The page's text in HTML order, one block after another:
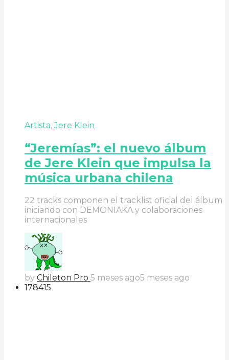
Artista,Jere Klein
“Jeremías”: el nuevo álbum
de Jere Klein que impulsa la
música urbana chilena
22 tracks componen el tracklist oficial del álbum
iniciando con DEMONIAKA y colaboraciones
internacionales
by Chileton Pro 5 meses ago5 meses ago
178415